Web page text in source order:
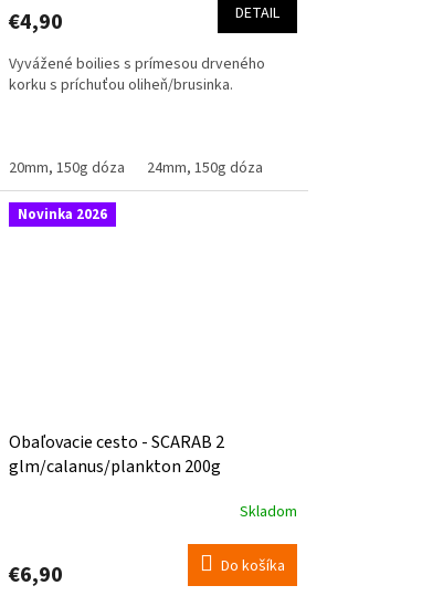
150g dóza 30mm, 150g dóza
€4,90 DETAIL
Vyvážené boilies s prímesou drveného
korku s príchuťou oliheň/brusinka.
20mm, 150g dóza 24mm, 150g dóza
Novinka 2026
Obaľovacie cesto - SCARAB 2
glm/calanus/plankton 200g
Skladom
€6,90 Do košíka